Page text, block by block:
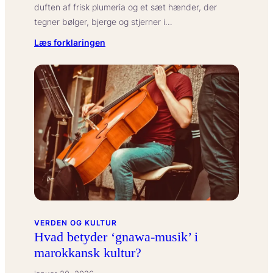
duften af frisk plumeria og et sæt hænder, der
tegner bølger, bjerge og stjerner i…
Læs forklaringen
betyder
hula
i
hawaiisk
dansetradition?
VERDEN OG KULTUR
Hvad betyder ‘gnawa-musik’ i
marokkansk kultur?